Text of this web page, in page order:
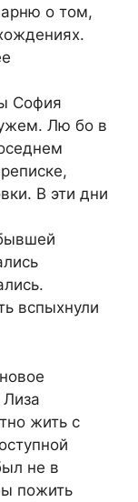
о том,
София
Лю бо в
В эти дни
вспыхнули
жить с
не в
пожить